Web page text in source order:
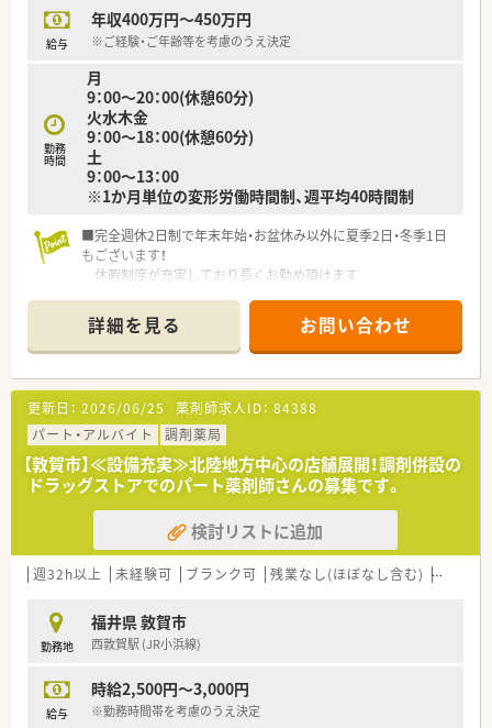
給与
年収400万円～450万円
※ご経験・ご年齢等を考慮のうえ決定
勤務
時間
月
9：00～20：00(休憩60分)
火水木金
9：00～18：00(休憩60分)
土
9：00～13：00
※1か月単位の変形労働時間制、週平均40時間制
■完全週休2日制で年末年始・お盆休み以外に夏季2日・冬季1日
もございます！
休暇制度が充実しており長くお勤め頂けます
遠方からの方やUターン・Iターン希望の方もお気軽にお問い合
わせください
詳細を見る お問い合わせ
更新日： 2026/06/25 薬剤師求人ID： 84388
パート・アルバイト
調剤薬局
【敦賀市】≪設備充実≫北陸地方中心の店舗展開！調剤併設の
ドラッグストアでのパート薬剤師さんの募集です。
検討リストに追加
週32h以上 未経験可 ブランク可 残業なし(ほぼなし含む) 車通勤
勤務地
福井県 敦賀市
西敦賀駅 (JR小浜線)
給与
時給2,500円～3,000円
※勤務時間帯を考慮のうえ決定